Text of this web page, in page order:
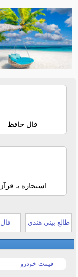
فال حافظ
استخاره با
طالع بینی هندی
قیمت خودرو